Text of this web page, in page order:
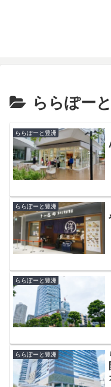
ららぽー
ららぽーと豊洲
ららぽーと豊洲
ららぽーと豊洲
ららぽーと豊洲